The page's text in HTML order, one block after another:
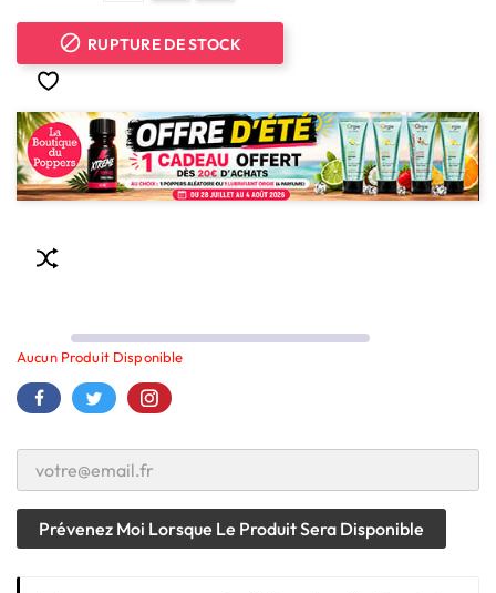
 RUPTURE DE STOCK
Aucun Produit Disponible
Prévenez Moi Lorsque Le Produit Sera Disponible